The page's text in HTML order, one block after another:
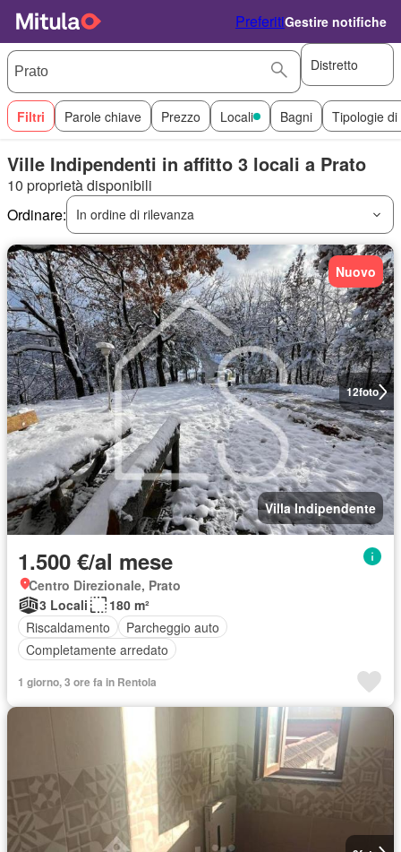
PreferitiGestire notifiche
Distretto
Filtri Parole chiave Prezzo Locali Bagni Tipologie
Ville Indipendenti in affitto 3 locali a Prato
10 proprietà disponibili
Ordinare:
In ordine di rilevanza
12foto
Nuovo
Villa Indipendente
1.500 €/al mese
Centro Direzionale, Prato
3 Locali
180 m²
Riscaldamento
Parcheggio auto
Completamente arredato
1 giorno, 3 ore fa in Rentola